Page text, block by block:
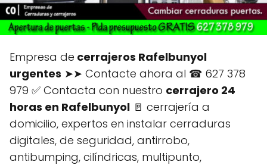
Empresa de cerrajeros Rafelbunyol
urgentes ➤➤ Contacte ahora al ☎ 627 378
979 ✅ Contacta con nuestro cerrajero 24
horas en Rafelbunyol 🚪 cerrajería a
domicilio, expertos en instalar cerraduras
digitales, de seguridad, antirrobo,
antibumping, cilíndricas, multipunto,